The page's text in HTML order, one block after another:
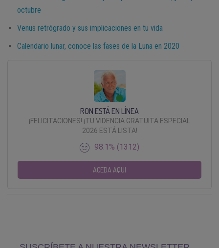
octubre
Venus retrógrado y sus implicaciones en tu vida
Calendario lunar, conoce las fases de la Luna en 2020
RON ESTÁ EN LÍNEA
¡FELICITACIONES! ¡TU VIDENCIA GRATUITA ESPECIAL
2026 ESTÁ LISTA!
98.1% (1312)
ACEDA AQUI